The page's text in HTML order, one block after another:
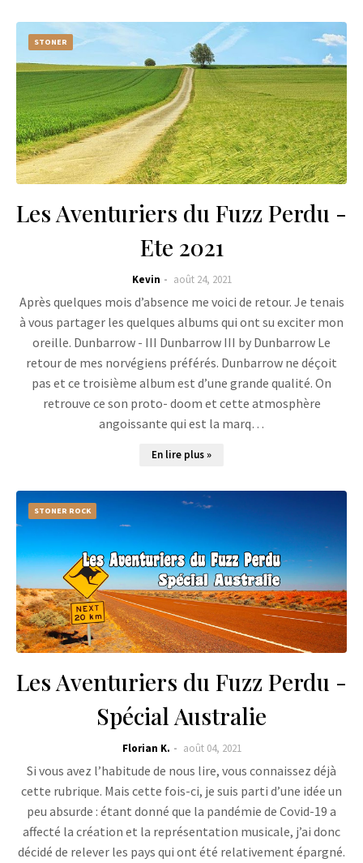
STONER
Les Aventuriers du Fuzz Perdu -
Ete 2021
Kevin août 24, 2021
Après quelques mois d’absence me voici de retour. Je tenais
à vous partager les quelques albums qui ont su exciter mon
oreille. Dunbarrow - III Dunbarrow III by Dunbarrow Le
retour de mes norvégiens préférés. Dunbarrow ne déçoit
pas et ce troisième album est d’une grande qualité. On
retrouve ce son proto- doom et cette atmosphère
angoissante qui est la marq…
En lire plus »
STONER ROCK
Les Aventuriers du Fuzz Perdu -
Spécial Australie
Florian K. août 04, 2021
Si vous avez l’habitude de nous lire, vous connaissez déjà
cette rubrique. Mais cette fois-ci, je suis parti d’une idée un
peu absurde : étant donné que la pandémie de Covid-19 a
affecté la création et la représentation musicale, j’ai donc
décidé de relever les pays qui ont été relativement épargné.